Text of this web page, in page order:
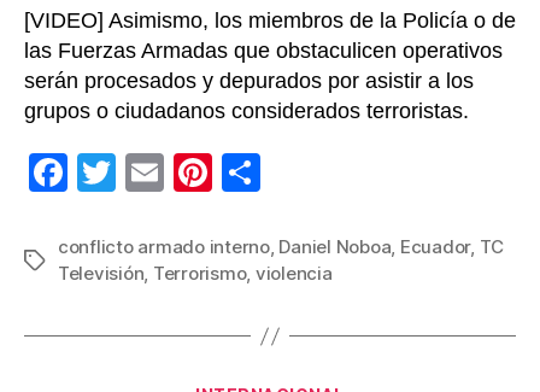
[VIDEO] Asimismo, los miembros de la Policía o de
las Fuerzas Armadas que obstaculicen operativos
serán procesados y depurados por asistir a los
grupos o ciudadanos considerados terroristas.
F
c
e
b
T
tt
er
E
ail
Pi
er
e
st
m
p
ar
Etiquetas
conflicto armado interno, Daniel Noboa, Ecuador, TC
Televisión, Terrorismo, violencia